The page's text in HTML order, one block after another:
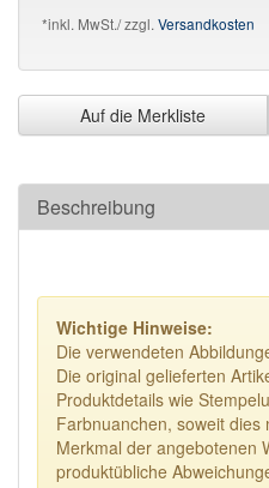
*inkl. MwSt./ zzgl.Versandkosten
Auf die Merkliste
Beschreibung
Wichtige Hinweise:
Die verwendeten
Die original gelieferten
Produktdetails wie
Farbnuanchen, soweit dies
Merkmal der angebotenen
produktübliche